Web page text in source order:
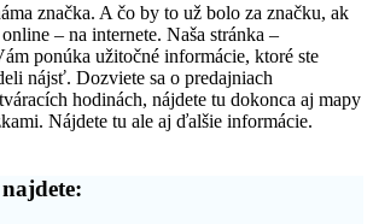
značka. A čo by to už bolo za značku, ak
– na internete. Naša stránka –
ponúka užitočné informácie, ktoré ste
nájsť. Dozviete sa o predajniach
hodinách, nájdete tu dokonca aj mapy
Nájdete tu ale aj ďalšie informácie.